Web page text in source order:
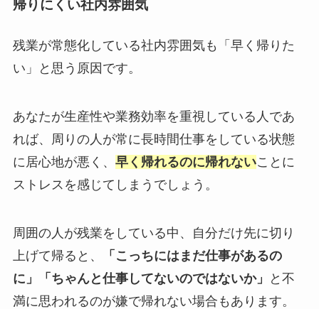
帰りにくい社内雰囲気
残業が常態化している社内雰囲気も「早く帰りた
い」と思う原因です。
あなたが生産性や業務効率を重視している人であ
れば、周りの人が常に長時間仕事をしている状態
に居心地が悪く、 早く帰れるのに帰れないことに
ストレスを感じてしまうでしょう。
周囲の人が残業をしている中、自分だけ先に切り
上げて帰ると、
「こっちにはまだ仕事があるの
に」「ちゃんと仕事してないのではないか」
と不
満に思われるのが嫌で帰れない場合もあります。